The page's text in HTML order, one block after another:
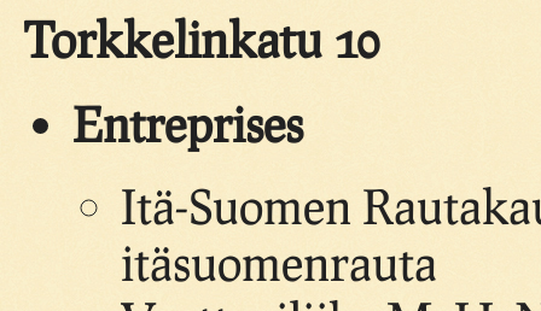
Torkkelinkatu 10
Entreprises
Itä-Suomen
itäsuomenrauta